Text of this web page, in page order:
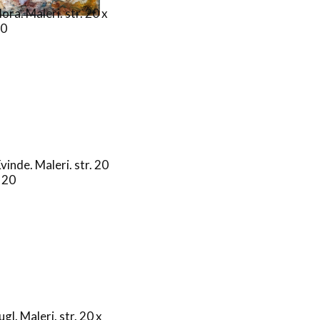
Maleri. str. 20 x
Maleri. str. 20
Maleri. str. 20 x